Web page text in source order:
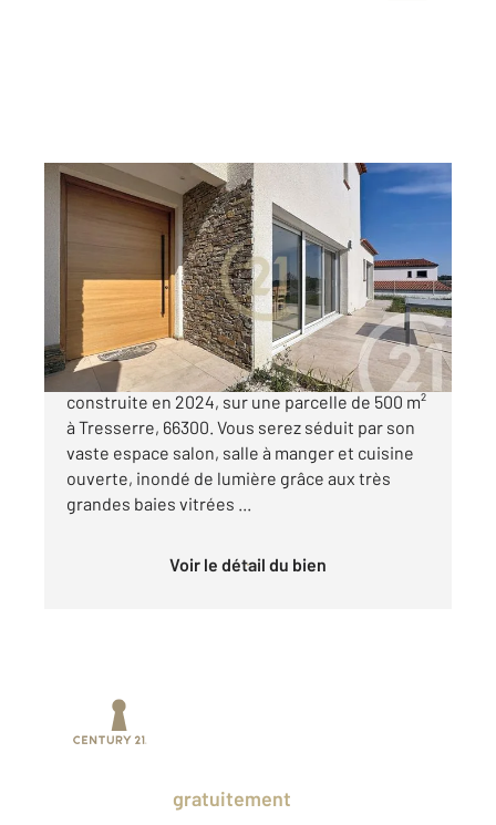
TRESSERRE 66
111,20 m2, 4 pièces
Ref : 856
Maison à vendre
369 000 €
Découvrez cette superbe villa neuve,
construite en 2024, sur une parcelle de 500 m²
à Tresserre, 66300. Vous serez séduit par son
vaste espace salon, salle à manger et cuisine
ouverte, inondé de lumière grâce aux très
grandes baies vitrées ...
Voir le détail du bien
gratuitement